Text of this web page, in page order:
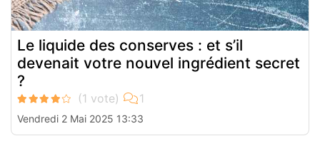
Le liquide des conserves : et s’il
devenait votre nouvel ingrédient secret
?
Vendredi 2 Mai 2025 13:33